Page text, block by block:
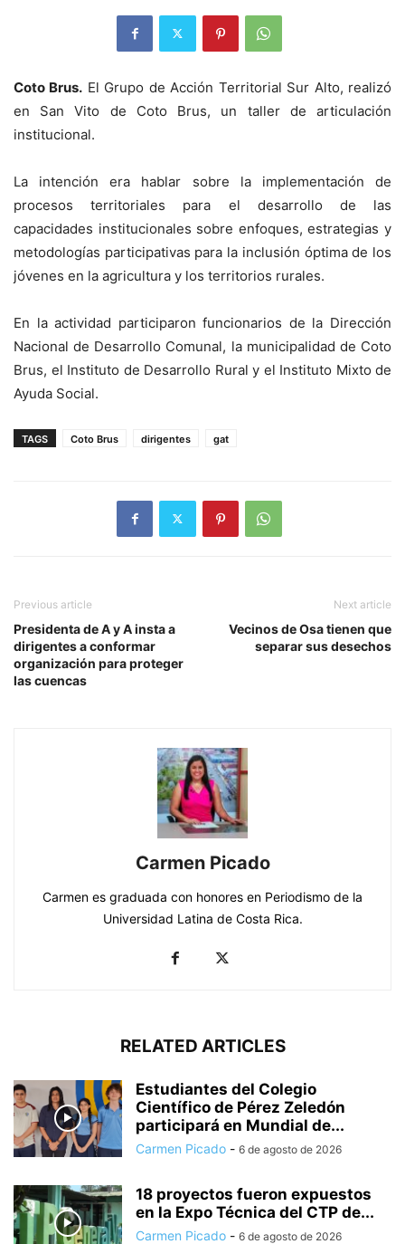
Coto Brus. El Grupo de Acción Territorial Sur Alto, realizó
en San Vito de Coto Brus, un taller de articulación
institucional.
La intención era hablar sobre la implementación de
procesos territoriales para el desarrollo de las
capacidades institucionales sobre enfoques, estrategias y
metodologías participativas para la inclusión óptima de los
jóvenes en la agricultura y los territorios rurales.
En la actividad participaron funcionarios de la Dirección
Nacional de Desarrollo Comunal, la municipalidad de Coto
Brus, el Instituto de Desarrollo Rural y el Instituto Mixto de
Ayuda Social.
TAGS Coto Brus dirigentes gat
Previous article
Presidenta de A y A insta a
dirigentes a conformar
organización para proteger
las cuencas
Next article
Vecinos de Osa tienen que
separar sus desechos
Carmen Picado
Carmen es graduada con honores en Periodismo de la
Universidad Latina de Costa Rica.
RELATED ARTICLES
Estudiantes del Colegio
Científico de Pérez Zeledón
participará en Mundial de...
Carmen Picado - 6 de agosto de 2026
18 proyectos fueron expuestos
en la Expo Técnica del CTP de...
Carmen Picado - 6 de agosto de 2026